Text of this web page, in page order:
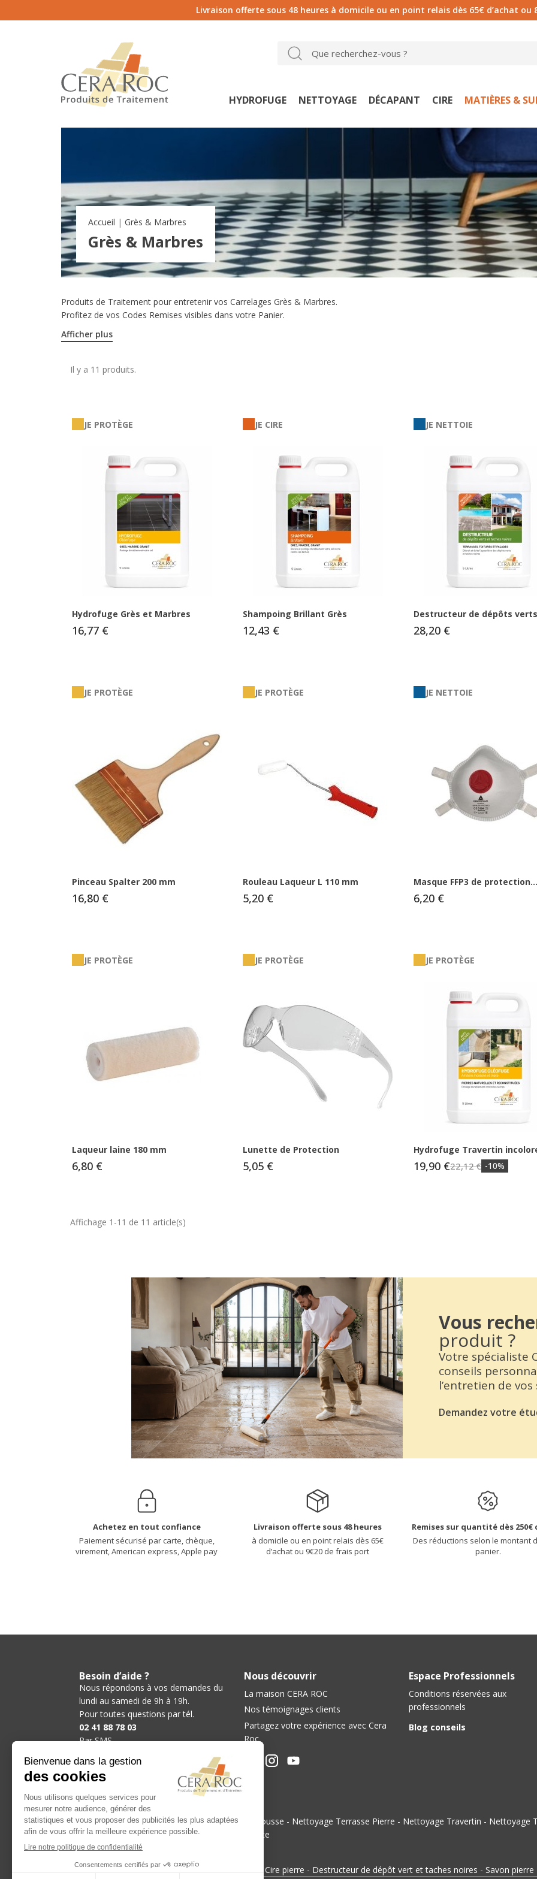
Livraison offerte sous 48 heures à domicile ou en point relais dès 65€ d’achat ou
HYDROFUGE NETTOYAGE DÉCAPANT CIRE MATIÈRES &
Accueil Grès & Marbres
Grès & Marbres
Produits de Traitement pour entretenir vos Carrelages Grès & Marbres.
Profitez de vos Codes Remises visibles dans votre Panier.
Afficher plus
Il y a 11 produits.
JE PROTÈGE
Hydrofuge Grès et Marbres
16,77 €
JE CIRE
Shampoing Brillant Grès
12,43 €
JE NETTOIE
Destructeur de dépôts
28,20 €
JE PROTÈGE
Pinceau Spalter 200 mm
16,80 €
JE PROTÈGE
Rouleau Laqueur L 110 mm
5,20 €
JE NETTOIE
Masque FFP3 de protection...
6,20 €
JE PROTÈGE
Laqueur laine 180 mm
6,80 €
JE PROTÈGE
Lunette de Protection
5,05 €
JE PROTÈGE
Hydrofuge Travertin
22,12 € -10%
19,90 €
Affichage 1-11 de 11 article(s)
Vous
produit ?
Votre spécialiste
conseils
l’entretien de vos
Demandez votre
Achetez en tout confiance
Paiement sécurisé par carte, chèque,
virement, American express, Apple pay
Livraison offerte sous 48 heures
à domicile ou en point relais dès 65€
d’achat ou 9€20 de frais port
Remises sur quantité dès 250€
Des réductions selon le montant
panier.
Besoin d’aide ?
Nous répondons à vos demandes du
lundi au samedi de 9h à 19h.
Pour toutes questions par tél.
02 41 88 78 03
Par SMS
Par mail
contact@ceraroc.com
Nous découvrir
La maison CERA ROC
Nos témoignages clients
Partagez votre expérience avec Cera
Roc
Espace Professionnels
Conditions réservées aux
professionnels
Blog conseils
Nos catégories :
Hydrofuge Terrasse-Hydrofuge Pierre- Antimousse - Nettoyage Terrasse Pierre - Nettoyage Travertin - Nettoyage
Décapant Pierre-Décapant Tomette Terre Cuite
Nos meilleurs produits
Décapant pierre- Décapant après pose pierre Cire pierre - Destructeur de dépôt vert et taches noires - Savon pierre